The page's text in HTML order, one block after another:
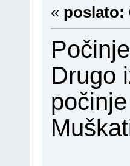
« poslato:
Drugo